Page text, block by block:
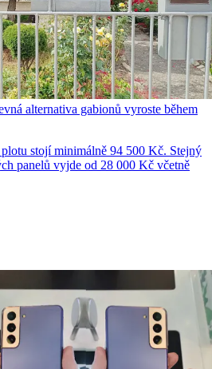
alternativa gabionů vyroste během
stojí minimálně 94 500 Kč. Stejný
panelů vyjde od 28 000 Kč včetně